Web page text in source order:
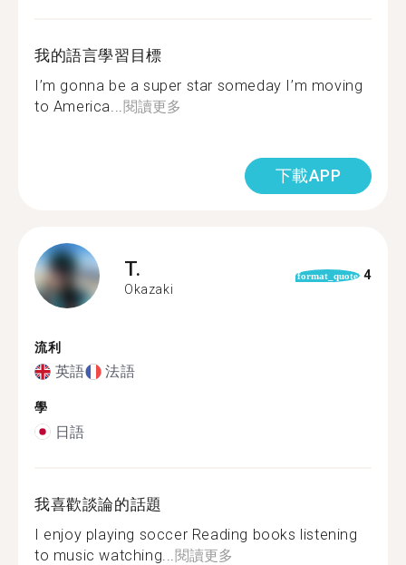
我的語言學習目標
I’m gonna be a super star someday I’m moving
to America... 閱讀更多
下載APP
T.
Okazaki
format_quote 4
流利
英語 法語
學
日語
我喜歡談論的話題
I enjoy playing soccer Reading books listening
to music watching... 閱讀更多